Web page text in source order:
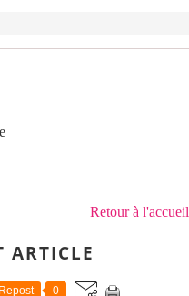
Retour à l'accueil
ARTICLE
Repost 0